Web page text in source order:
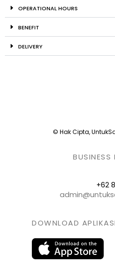
OPERATIONAL HOURS
BENEFIT
DELIVERY
© Hak Cipta,
BUSINESS
+62
DOWNLOAD